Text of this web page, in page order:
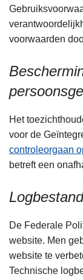
voorwaarden
Het
voor de
controleorgaan
betreft een
De Federale
website. Men
website te
Technische